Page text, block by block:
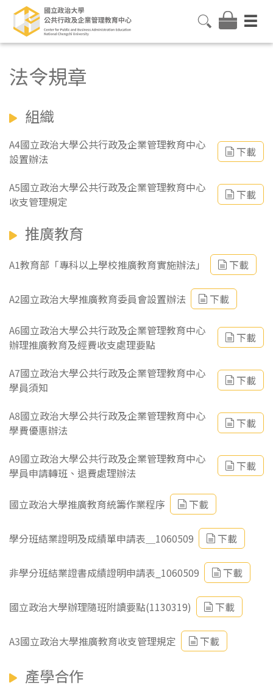
法令規章
組織
A4國立政治大學公共行政及企業管理教育中心
設置辦法
下載
A5國立政治大學公共行政及企業管理教育中心
收支管理規定
下載
推廣教育
A1教育部「專科以上學校推廣教育實施辦法」 下載
A2國立政治大學推廣教育委員會設置辦法 下載
A6國立政治大學公共行政及企業管理教育中心
辦理推廣教育及經費收支處理要點
下載
A7國立政治大學公共行政及企業管理教育中心
學員須知
下載
A8國立政治大學公共行政及企業管理教育中心
學費優惠辦法
下載
A9國立政治大學公共行政及企業管理教育中心
學員申請轉班、退費處理辦法
下載
國立政治大學推廣教育統籌作業程序 下載
學分班結業證明及成績單申請表＿1060509 下載
非學分班結業證書成績證明申請表_1060509 下載
國立政治大學辦理隨班附讀要點(1130319) 下載
A3國立政治大學推廣教育收支管理規定 下載
產學合作